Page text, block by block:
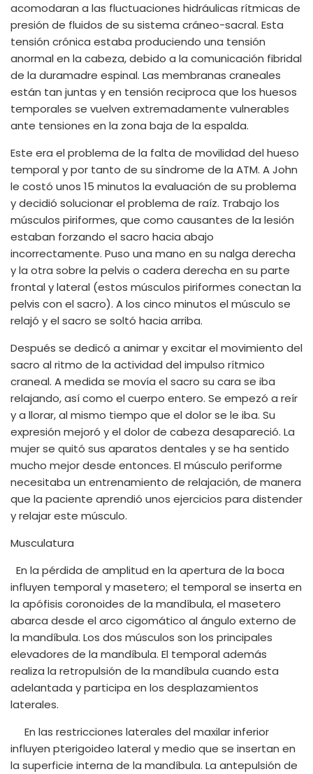
acomodaran a las fluctuaciones hidráulicas rítmicas de
presión de fluidos de su sistema cráneo-sacral. Esta
tensión crónica estaba produciendo una tensión
anormal en la cabeza, debido a la comunicación fibridal
de la duramadre espinal. Las membranas craneales
están tan juntas y en tensión reciproca que los huesos
temporales se vuelven extremadamente vulnerables
ante tensiones en la zona baja de la espalda.
Este era el problema de la falta de movilidad del hueso
temporal y por tanto de su síndrome de la ATM. A John
le costó unos 15 minutos la evaluación de su problema
y decidió solucionar el problema de raíz. Trabajo los
músculos piriformes, que como causantes de la lesión
estaban forzando el sacro hacia abajo
incorrectamente. Puso una mano en su nalga derecha
y la otra sobre la pelvis o cadera derecha en su parte
frontal y lateral (estos músculos piriformes conectan la
pelvis con el sacro). A los cinco minutos el músculo se
relajó y el sacro se soltó hacia arriba.
Después se dedicó a animar y excitar el movimiento del
sacro al ritmo de la actividad del impulso rítmico
craneal. A medida se movía el sacro su cara se iba
relajando, así como el cuerpo entero. Se empezó a reír
y a llorar, al mismo tiempo que el dolor se le iba. Su
expresión mejoró y el dolor de cabeza desapareció. La
mujer se quitó sus aparatos dentales y se ha sentido
mucho mejor desde entonces. El músculo periforme
necesitaba un entrenamiento de relajación, de manera
que la paciente aprendió unos ejercicios para distender
y relajar este músculo.
Musculatura
En la pérdida de amplitud en la apertura de la boca
influyen temporal y masetero; el temporal se inserta en
la apófisis coronoides de la mandíbula, el masetero
abarca desde el arco cigomático al ángulo externo de
la mandíbula. Los dos músculos son los principales
elevadores de la mandíbula. El temporal además
realiza la retropulsión de la mandíbula cuando esta
adelantada y participa en los desplazamientos
laterales.
En las restricciones laterales del maxilar inferior
influyen pterigoideo lateral y medio que se insertan en
la superficie interna de la mandíbula. La antepulsión de